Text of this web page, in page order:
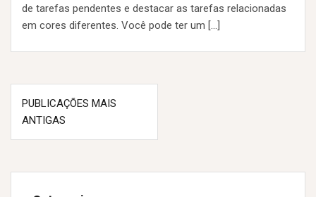
de tarefas pendentes e destacar as tarefas relacionadas
em cores diferentes. Você pode ter um […]
N
a
e
PUBLICAÇÕES MAIS
ANTIGAS